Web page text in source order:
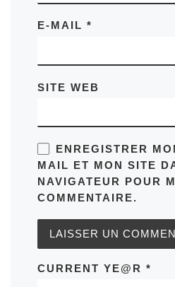
E-MAIL *
SITE WEB
ENREGISTRER
MAIL ET MON SITE
NAVIGATEUR POUR
COMMENTAIRE.
CURRENT YE@R *